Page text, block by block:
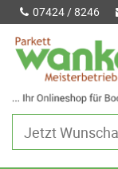
07424 / 8246